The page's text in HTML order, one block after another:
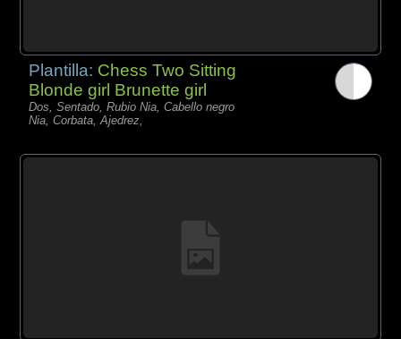
Plantilla: Chess Two Sitting
Blonde girl Brunette girl
Dos, Sentado, Rubio Nia, Cabello negro
Nia, Corbata, Ajedrez,